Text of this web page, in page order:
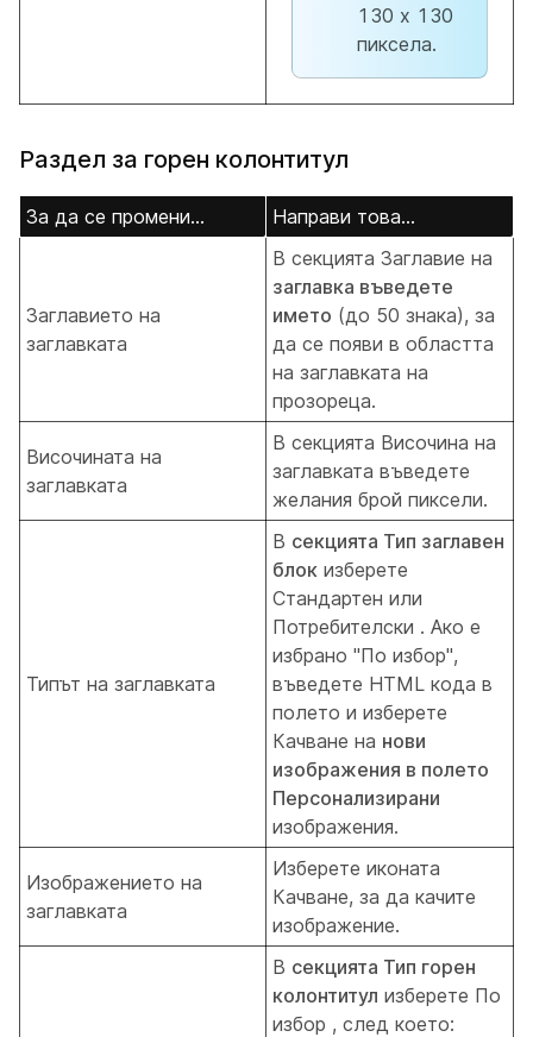
130 x 130
пиксела.
Раздел за горен колонтитул
За да се промени... Направи това...
Заглавието на
заглавката
В секцията Заглавие на
заглавка въведете
името (до 50 знака), за
да се появи в областта
на заглавката на
прозореца.
Височината на
заглавката
В секцията Височина на
заглавката въведете
желания брой пиксели.
Типът на заглавката
В секцията Тип заглавен
блок изберете
Стандартен или
Потребителски . Ако е
избрано "По избор",
въведете HTML кода в
полето и изберете
Качване на нови
изображения в полето
Персонализирани
изображения.
Изображението на
заглавката
Изберете иконата
Качване, за да качите
изображение.
В секцията Тип горен
колонтитул изберете По
избор , след което: